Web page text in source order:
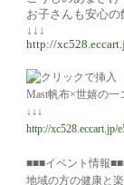
お子さんも安心の
↓↓↓
http://
Mast帆布×世嬉の一
↓↓↓
http://xc528.eccart.jp/
■■■イベント情報
地域の方の健康と